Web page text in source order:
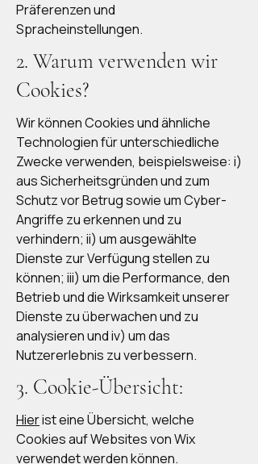
Präferenzen und
Spracheinstellungen.
2. Warum verwenden wir
Cookies?
Wir können Cookies und ähnliche
Technologien für unterschiedliche
Zwecke verwenden, beispielsweise: i)
aus Sicherheitsgründen und zum
Schutz vor Betrug sowie um Cyber-
Angriffe zu erkennen und zu
verhindern; ii) um ausgewählte
Dienste zur Verfügung stellen zu
können; iii) um die Performance, den
Betrieb und die Wirksamkeit unserer
Dienste zu überwachen und zu
analysieren und iv) um das
Nutzererlebnis zu verbessern.
3. Cookie-Übersicht:
Hierist eine Übersicht, welche
Cookies auf Websites von Wix
verwendet werden können.